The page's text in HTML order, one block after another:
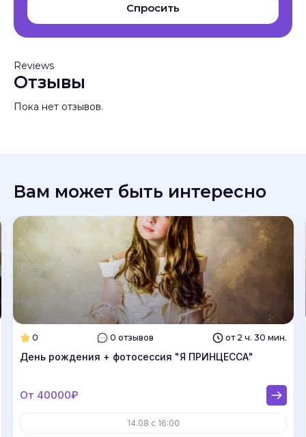
Спросить
Reviews
Отзывы
Пока нет отзывов.
Вам может быть интересно
0 0 отзывов от 2 ч. 30 мин.
День рождения + фотосессия "Я ПРИНЦЕССА"
От 40000₽
14.08 с 16:00